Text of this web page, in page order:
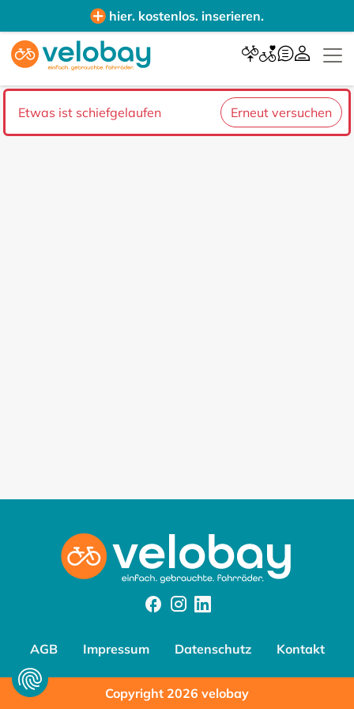
hier. kostenlos. inserieren.
Etwas ist schiefgelaufen Erneut versuchen
FacebookInstagram
AGB Impressum Datenschutz Kontakt
Copyright 2026 velobay